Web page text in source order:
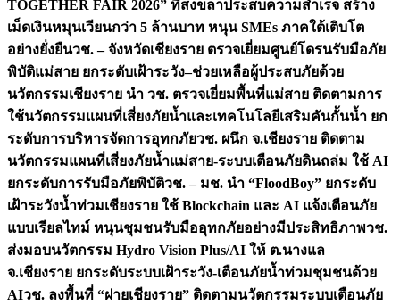
TOGETHER FAIR 2026” ที่สงขลาประสบความสำเร็จ สร้าง
เม็ดเงินหมุนเวียนกว่า 5 ล้านบาท หนุน SMEs ภาคใต้เติบโต
อย่างยั่งยืนวช. – จังหวัดเชียงราย ตรวจเยี่ยมศูนย์โดรนรับมือภัย
พิบัติแม่สาย ยกระดับเฝ้าระวัง–ช่วยเหลือผู้ประสบภัยด้วย
นวัตกรรมเชียงราย นำ วช. ตรวจเยี่ยมพื้นที่แม่สาย ติดตามการ
ใช้นวัตกรรมแผนที่เสี่ยงภัยน้ำและเทคโนโลยีเสริมคันกั้นน้ำ ยก
ระดับการบริหารจัดการอุทกภัยวช. ผนึก จ.เชียงราย ติดตาม
นวัตกรรมแผนที่เสี่ยงภัยน้ำแม่สาย-ระบบเตือนภัยดินถล่ม ใช้ AI
ยกระดับการรับมือภัยพิบัติวช. – มช. นำ “FloodBoy” ยกระดับ
เฝ้าระวังน้ำท่วมเชียงราย ใช้ Blockchain และ AI แจ้งเตือนภัย
แบบเรียลไทม์ หนุนชุมชนรับมืออุทกภัยอย่างมีประสิทธิภาพวช.
ส่งมอบนวัตกรรม Hydro Vision Plus/AI ให้ ต.นางแล
จ.เชียงราย ยกระดับระบบเฝ้าระวัง-เตือนภัยน้ำท่วมชุมชนด้วย
AIวช. ลงพื้นที่ “ฝายเชียงราย” ติดตามนวัตกรรมระบบเตือนภัย